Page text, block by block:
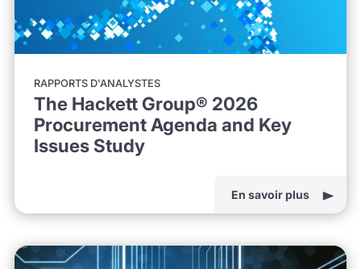
RAPPORTS D'ANALYSTES
The Hackett Group® 2026
Procurement Agenda and Key
Issues Study
En savoir plus